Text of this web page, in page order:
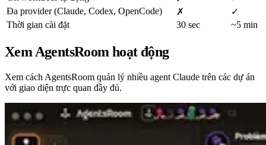
Đa provider (Claude, Codex, OpenCode)
✗
✓
Thời gian cài đặt
30 sec ~5 min
Xem AgentsRoom hoạt động
Xem cách AgentsRoom quản lý nhiều agent Claude trên các dự án
với giao diện trực quan đầy đủ.